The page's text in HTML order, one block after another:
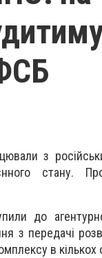
з
стану.
до
з передачі
в кількох